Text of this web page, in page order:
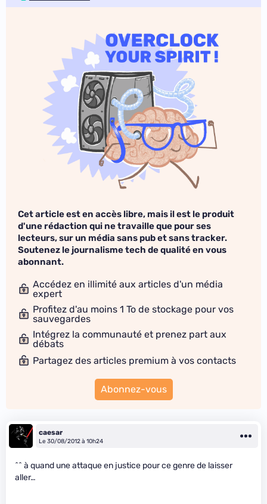
Cet article est en accès libre, mais il est le produit
d'une rédaction qui ne travaille que pour ses
lecteurs, sur un média sans pub et sans tracker.
Soutenez le journalisme tech de qualité en vous
abonnant.
Accédez en illimité aux articles d'un média
expert
Profitez d'au moins 1 To de stockage pour vos
sauvegardes
Intégrez la communauté et prenez part aux
débats
Partagez des articles premium à vos contacts
Abonnez-vous
caesar
Le 30/08/2012 à 10h24
^^ à quand une attaque en justice pour ce genre de laisser
aller…